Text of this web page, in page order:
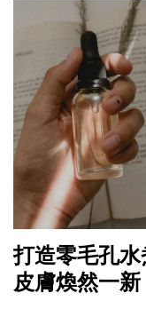
打造零毛孔
皮膚煥然一新